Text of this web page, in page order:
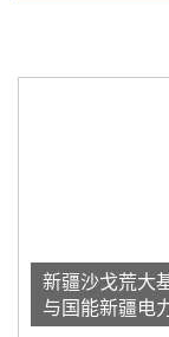
新疆沙戈荒大
与国能新疆电